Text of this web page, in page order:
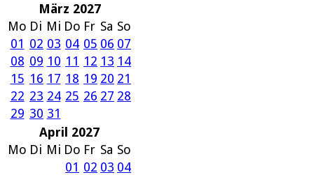
März 2027
Mo Di Mi Do Fr Sa So
01 02 03 04 05 06 07
08 09 10 11 12 13 14
15 16 17 18 19 20 21
22 23 24 25 26 27 28
29 30 31
April 2027
Mo Di Mi Do Fr Sa So
01 02 03 04